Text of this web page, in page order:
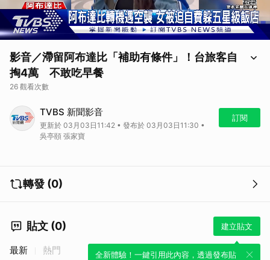
影音／滯留阿布達比「補助有條件」！台旅客自
掏4萬 不敢吃早餐
26 觀看次數
影音／滯留阿布達比「補助有條件」！台旅客自掏4萬 不敢吃早餐
TVBS 新聞影音
更新於 03月03日11:42 • 發布於 03月03日11:30 •
吳亭頤 張家寶
訂閱
轉發 (0)
貼文 (0) 建立貼文
全新體驗！一鍵引用此內容，透過發布貼
最新 熱門